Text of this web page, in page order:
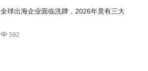
全球出海企业面临洗牌，2026年竟有三大
592